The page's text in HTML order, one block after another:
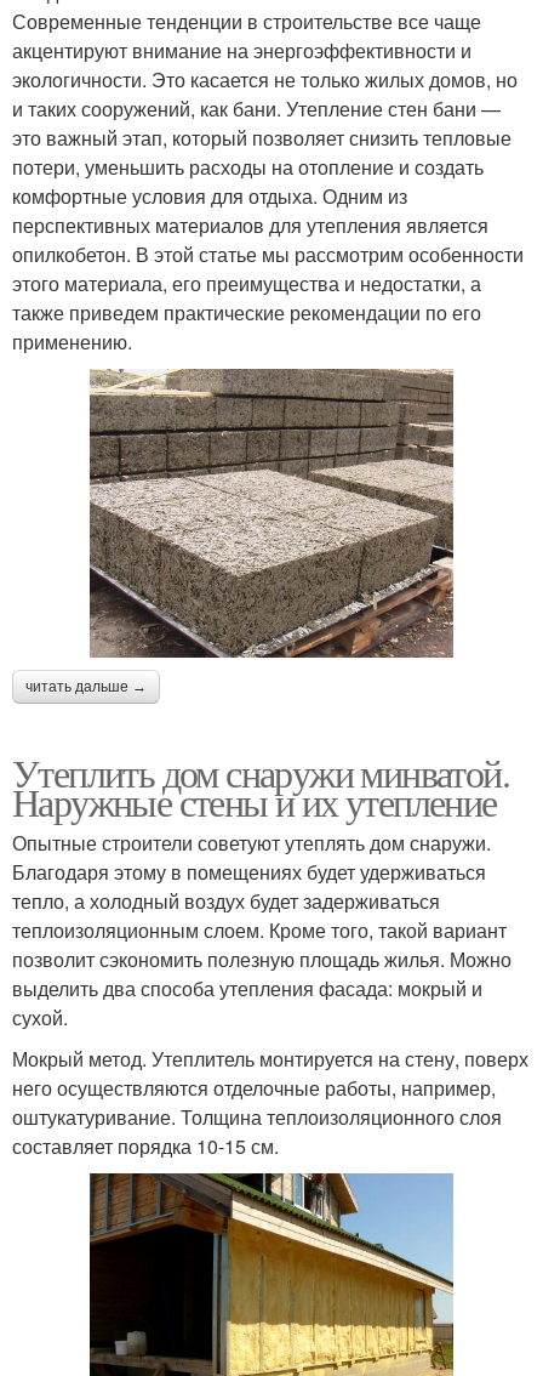
Современные тенденции в строительстве все чаще
акцентируют внимание на энергоэффективности и
экологичности. Это касается не только жилых домов, но
и таких сооружений, как бани. Утепление стен бани —
это важный этап, который позволяет снизить тепловые
потери, уменьшить расходы на отопление и создать
комфортные условия для отдыха. Одним из
перспективных материалов для утепления является
опилкобетон. В этой статье мы рассмотрим особенности
этого материала, его преимущества и недостатки, а
также приведем практические рекомендации по его
применению.
читать дальше →
Утеплить дом снаружи минватой.
Наружные стены и их утепление
Опытные строители советуют утеплять дом снаружи.
Благодаря этому в помещениях будет удерживаться
тепло, а холодный воздух будет задерживаться
теплоизоляционным слоем. Кроме того, такой вариант
позволит сэкономить полезную площадь жилья. Можно
выделить два способа утепления фасада: мокрый и
сухой.
Мокрый метод. Утеплитель монтируется на стену, поверх
него осуществляются отделочные работы, например,
оштукатуривание. Толщина теплоизоляционного слоя
составляет порядка 10-15 см.